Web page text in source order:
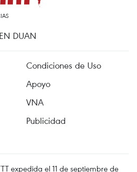
DUAN
Condiciones de Uso
Apoyo
VNA
Publicidad
expedida el 11 de septiembre de